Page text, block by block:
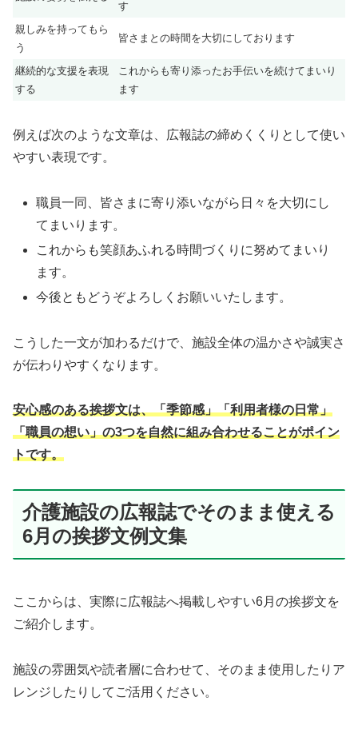
す
親しみを持ってもら
う
皆さまとの時間を大切にしております
継続的な支援を表現
する
これからも寄り添ったお手伝いを続けてまいり
ます
例えば次のような文章は、広報誌の締めくくりとして使い
やすい表現です。
職員一同、皆さまに寄り添いながら日々を大切にし
てまいります。
これからも笑顔あふれる時間づくりに努めてまいり
ます。
今後ともどうぞよろしくお願いいたします。
こうした一文が加わるだけで、施設全体の温かさや誠実さ
が伝わりやすくなります。
安心感のある挨拶文は、「季節感」「利用者様の日常」
「職員の想い」の3つを自然に組み合わせることがポイン
トです。
介護施設の広報誌でそのまま使える
6月の挨拶文例文集
ここからは、実際に広報誌へ掲載しやすい6月の挨拶文を
ご紹介します。
施設の雰囲気や読者層に合わせて、そのまま使用したりア
レンジしたりしてご活用ください。